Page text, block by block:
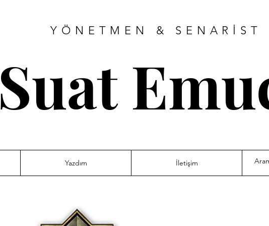
YÖNETMEN & SENARİST
Suat
Yazdım İletişim